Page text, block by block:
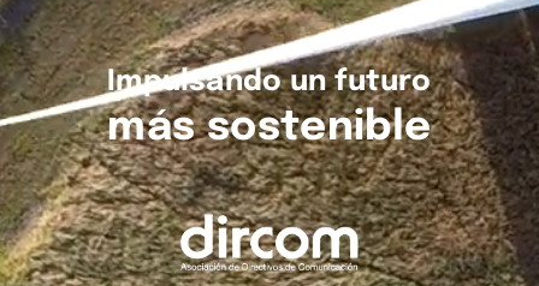
Impulsando un futuro
más sostenible